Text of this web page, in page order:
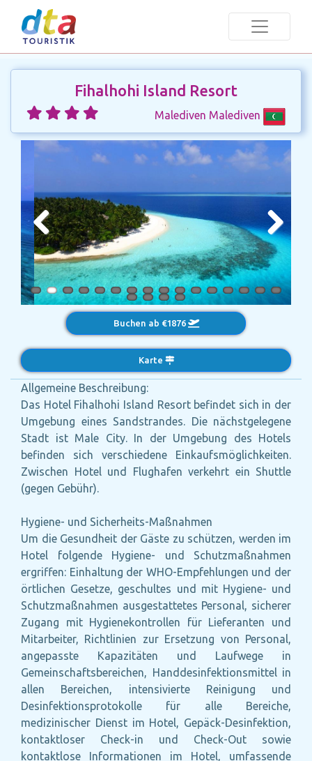
Fihalhohi Island Resort
Malediven Malediven
Previous Next
Buchen ab €1876
Karte
Allgemeine Beschreibung:
Das Hotel Fihalhohi Island Resort befindet sich in der
Umgebung eines Sandstrandes. Die nächstgelegene
Stadt ist Male City. In der Umgebung des Hotels
befinden sich verschiedene Einkaufsmöglichkeiten.
Zwischen Hotel und Flughafen verkehrt ein Shuttle
(gegen Gebühr).
Hygiene- und Sicherheits-Maßnahmen
Um die Gesundheit der Gäste zu schützen, werden im
Hotel folgende Hygiene- und Schutzmaßnahmen
ergriffen: Einhaltung der WHO-Empfehlungen und der
örtlichen Gesetze, geschultes und mit Hygiene- und
Schutzmaßnahmen ausgestattetes Personal, sicherer
Zugang mit Hygienekontrollen für Lieferanten und
Mitarbeiter, Richtlinien zur Ersetzung von Personal,
angepasste Kapazitäten und Laufwege in
Gemeinschaftsbereichen, Handdesinfektionsmittel in
allen Bereichen, intensivierte Reinigung und
Desinfektionsprotokolle für alle Bereiche,
medizinischer Dienst im Hotel, Gepäck-Desinfektion,
kontaktloser Check-in und Check-Out sowie
kontaktlose Informationen im Hotel, umfassende